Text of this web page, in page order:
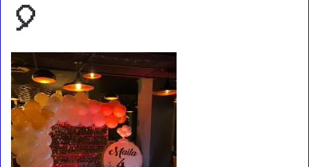
🎈